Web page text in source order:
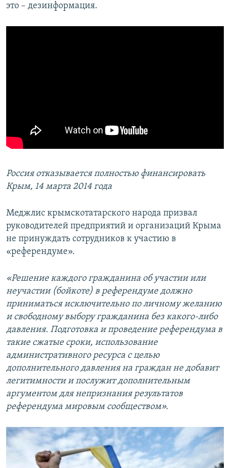
это – дезинформация.
Россия отказывается полностью финансировать
Крым, 14 марта 2014 года
Меджлис крымскотатарского народа призвал
руководителей предприятий и организаций Крыма
не принуждать сотрудников к участию в
«референдуме».
«Решение каждого гражданина об участии или
неучастии (бойкоте) в референдуме должно
приниматься исключительно по личному желанию
и свободному выбору гражданина без какого-либо
давления. Подготовка и проведение референдума в
такие сжатые сроки, использование
административного ресурса с целью
дополнительного давления на граждан не добавит
легитимности и послужит дополнительным
аргументом для непризнания результатов
референдума мировым сообществом».